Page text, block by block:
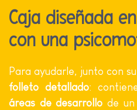
Caja diseñada
con una
Para ayudarle, junto con
folleto detallado:
áreas de desarrollo de